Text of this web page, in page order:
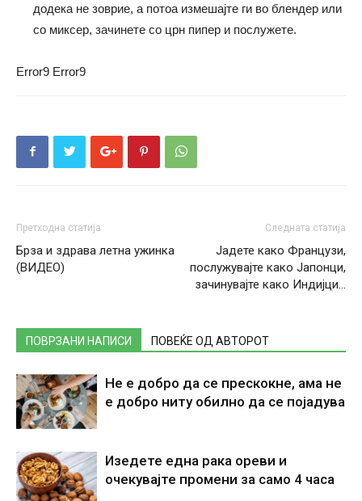
додека не зоврие, а потоа измешајте ги во блендер или
со миксер, зачинете со црн пипер и послужете.
Error9 Error9
Претходна статија
Брза и здрава летна ужинка
(ВИДЕО)
Следната статија
Јадете како Французи,
послужувајте како Јапонци,
зачинувајте како Индијци…
ПОВРЗАНИ НАПИСИ ПОВЕЌЕ ОД АВТОРОТ
Не е добро да се прескокне, ама не
е добро ниту обилно да се појадува
Изедете една рака ореви и
очекувајте промени за само 4 часа